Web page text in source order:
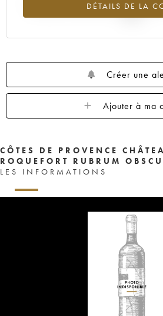
DÉTAILS DE LA
Tendance à la hausse du millésime
Créer une
Ajouter à ma
CÔTES DE PROVENCE
ROQUEFORT RUBRUM
LES INFORMATIONS